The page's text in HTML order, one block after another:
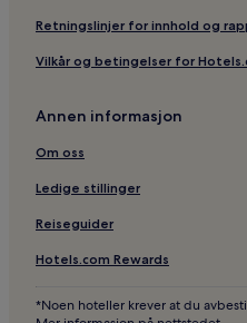
Hoteller nær Bellecour
Hoteller nær Notre-Dame de
Kjæledyrvennlige hoteller i
Hoteller i Auvergne-Rhône-
Hoteller med parkering i
2-Stjerners hoteller i Lyon
Forretningshoteller i Bron
Pensjonat i Lyon
Hoteller i Champvert Mairie
Retningslinjer for innhold og
Vilkår og betingelser for
Annen informasjon
Om oss
Ledige stillinger
Reiseguider
Hotels.com Rewards
*Noen hoteller krever at du